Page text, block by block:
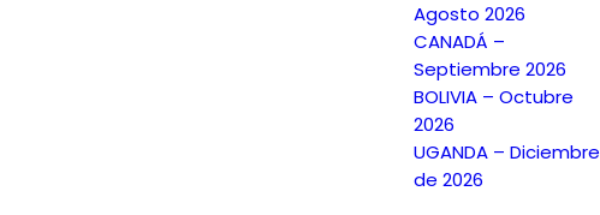
Agosto 2026
CANADÁ –
Septiembre 2026
BOLIVIA – Octubre
2026
UGANDA – Diciembre
de 2026